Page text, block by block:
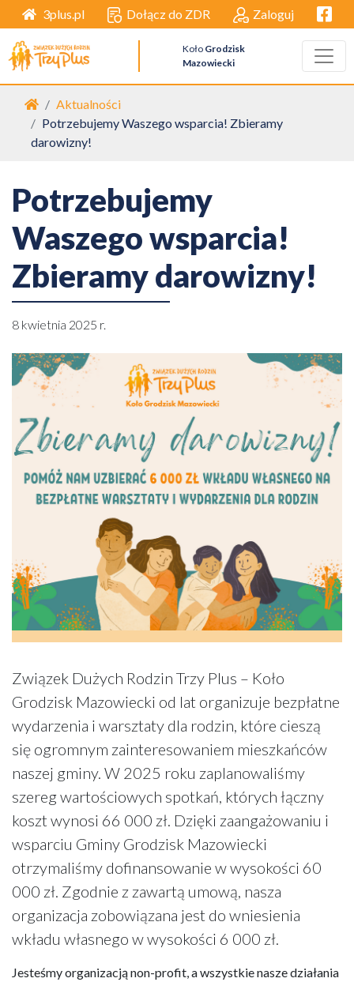
3plus.pl Dołącz do ZDR Zaloguj
Koło Grodzisk
Mazowiecki
Strona główna
Aktualności
Potrzebujemy Waszego wsparcia! Zbieramy
darowizny!
Potrzebujemy
Waszego wsparcia!
Zbieramy darowizny!
8 kwietnia 2025 r.
Związek Dużych Rodzin Trzy Plus – Koło
Grodzisk Mazowiecki od lat organizuje bezpłatne
wydarzenia i warsztaty dla rodzin, które cieszą
się ogromnym zainteresowaniem mieszkańców
naszej gminy. W 2025 roku zaplanowaliśmy
szereg wartościowych spotkań, których łączny
koszt wynosi 66 000 zł. Dzięki zaangażowaniu i
wsparciu Gminy Grodzisk Mazowiecki
otrzymaliśmy dofinansowanie w wysokości 60
000 zł. Zgodnie z zawartą umową, nasza
organizacja zobowiązana jest do wniesienia
wkładu własnego w wysokości 6 000 zł.
Jesteśmy organizacją non-profit, a wszystkie nasze działania